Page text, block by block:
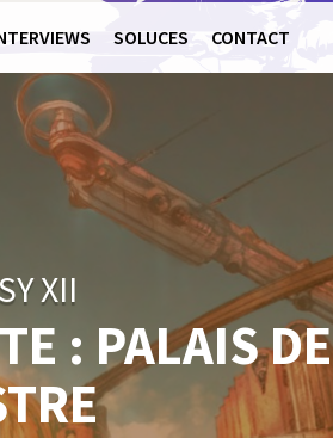
SOLUCES CONTACT
XII
: PALAIS DE